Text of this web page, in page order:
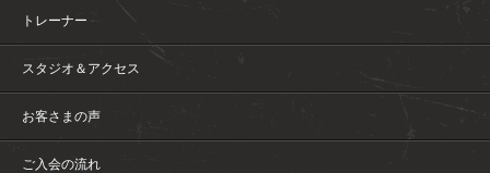
トレーナー
スタジオ＆アクセス
お客さまの声
ご入会の流れ